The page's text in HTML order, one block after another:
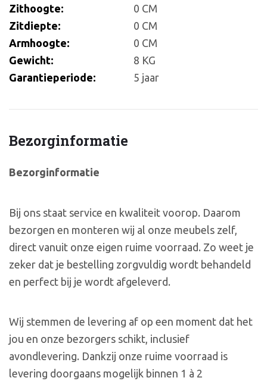
Zithoogte:
0 CM
Zitdiepte:
0 CM
Armhoogte:
0 CM
Gewicht:
8 KG
Garantieperiode:
5 jaar
Bezorginformatie
Bezorginformatie
Bij ons staat service en kwaliteit voorop. Daarom
bezorgen en monteren wij al onze meubels zelf,
direct vanuit onze eigen ruime voorraad. Zo weet je
zeker dat je bestelling zorgvuldig wordt behandeld
en perfect bij je wordt afgeleverd.
Wij stemmen de levering af op een moment dat het
jou en onze bezorgers schikt, inclusief
avondlevering. Dankzij onze ruime voorraad is
levering doorgaans mogelijk binnen 1 à 2